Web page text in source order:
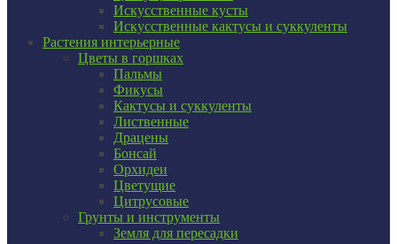
Искусственные кусты
Искусственные кактусы и суккуленты
Растения интерьерные
Цветы в горшках
Пальмы
Фикусы
Кактусы и суккуленты
Лиственные
Драцены
Бонсай
Орхидеи
Цветущие
Цитрусовые
Грунты и инструменты
Земля для пересадки